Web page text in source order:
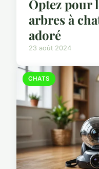
Optez pour
arbres à
adoré
23 août 2024
CHATS